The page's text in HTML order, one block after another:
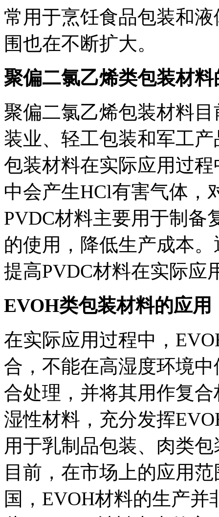
常用于烹饪食品包装和
围也在不断扩大。
聚偏二氯乙烯类包装材料
聚偏二氯乙烯包装材料
装业、轻工包装和军工
包装材料在实际应用过
中会产生HCl有害气体，
PVDC材料主要用于制备
的使用，降低生产成本
提高PVDC材料在实际应
EVOH类包装材料的应用
在实际应用过程中，
合，不能在高湿度环境
合处理，并将其用作复
湿性材料，充分发挥
用于乳制品包装、肉类
目前，在市场上的应用
国，EVOH材料的生产